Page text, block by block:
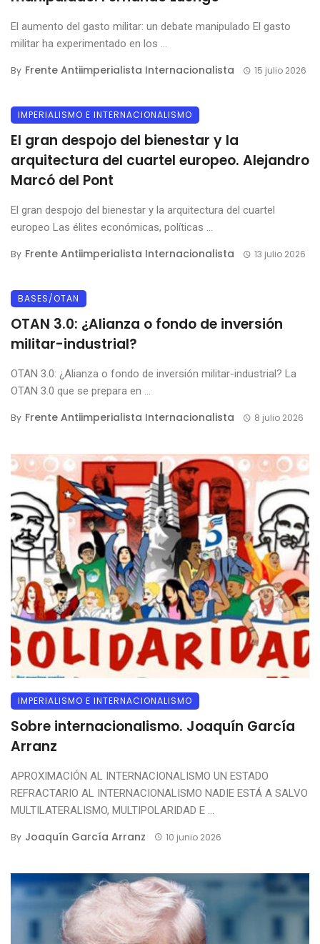
El aumento del gasto militar: un debate manipulado El gasto
militar ha experimentado en los ...
By Frente Antiimperialista Internacionalista 15 julio 2026
IMPERIALISMO E INTERNACIONALISMO
El gran despojo del bienestar y la
arquitectura del cuartel europeo. Alejandro
Marcó del Pont
El gran despojo del bienestar y la arquitectura del cuartel
europeo Las élites económicas, políticas ...
By Frente Antiimperialista Internacionalista 13 julio 2026
BASES/OTAN
OTAN 3.0: ¿Alianza o fondo de inversión
militar-industrial?
OTAN 3.0: ¿Alianza o fondo de inversión militar-industrial? La
OTAN 3.0 que se prepara en ...
By Frente Antiimperialista Internacionalista 8 julio 2026
IMPERIALISMO E INTERNACIONALISMO
Sobre internacionalismo. Joaquín García
Arranz
APROXIMACIÓN AL INTERNACIONALISMO UN ESTADO
REFRACTARIO AL INTERNACIONALISMO NADIE ESTÁ A SALVO
MULTILATERALISMO, MULTIPOLARIDAD E ...
By Joaquín García Arranz 10 junio 2026